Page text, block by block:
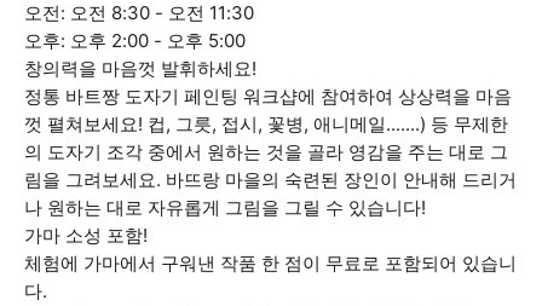
오전: 오전 8:30 - 오전 11:30
오후: 오후 2:00 - 오후 5:00
창의력을 마음껏 발휘하세요!
정통 바트짱 도자기 페인팅 워크샵에 참여하여 상상력을 마음
껏 펼쳐보세요! 컵, 그릇, 접시, 꽃병, 애니메일.......) 등 무제한
의 도자기 조각 중에서 원하는 것을 골라 영감을 주는 대로 그
림을 그려보세요. 바뜨랑 마을의 숙련된 장인이 안내해 드리거
나 원하는 대로 자유롭게 그림을 그릴 수 있습니다!
가마 소성 포함!
체험에 가마에서 구워낸 작품 한 점이 무료로 포함되어 있습니
다.